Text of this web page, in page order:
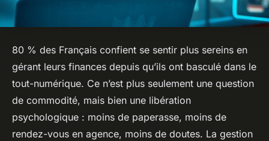
80 % des Français confient se sentir plus sereins en
gérant leurs finances depuis qu’ils ont basculé dans le
tout-numérique. Ce n’est plus seulement une question
de commodité, mais bien une libération
psychologique : moins de paperasse, moins de
rendez-vous en agence, moins de doutes. La gestion